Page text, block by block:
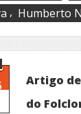
, Humberto
Artigo de
do